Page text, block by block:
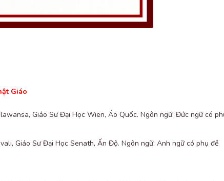
Giáo
Giáo Sư Đại Học Wien, Áo Quốc. Ngôn ngữ: Đức ngữ có
Giáo Sư Đại Học Senath, Ấn Độ. Ngôn ngữ: Anh ngữ có phụ đề